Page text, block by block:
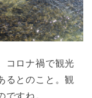
コロナ禍で観光
るとのこと。観
すね。